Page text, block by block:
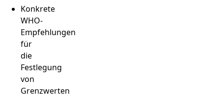
Konkrete
WHO-
Empfehlungen
für
die
Festlegung
von
Grenzwerten